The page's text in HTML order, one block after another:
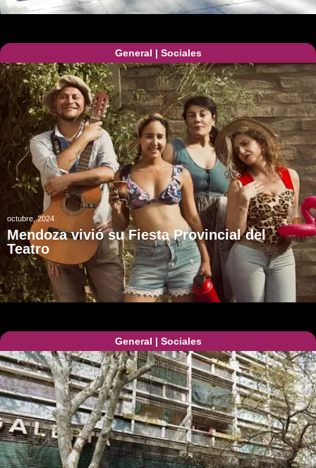
General | Sociales
octubre, 2024
Mendoza vivió su Fiesta Provincial del
Teatro
General | Sociales